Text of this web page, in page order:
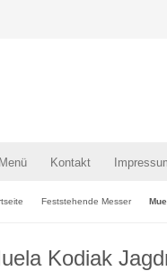
Menü Kontakt
Feststehende Messer
Kodiak